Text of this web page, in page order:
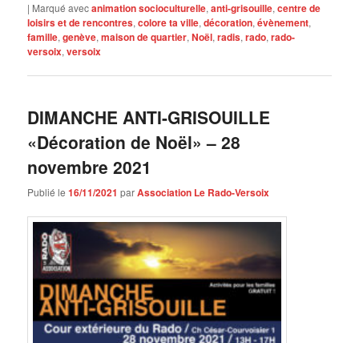
| Marqué avecanimation socioculturelle,anti-grisouille,centre de
loisirs et de rencontres,colore ta ville,décoration,évènement,
famille,genève,maison de quartier,Noël,radis,rado,rado-
versoix,versoix
DIMANCHE ANTI-GRISOUILLE
«Décoration de Noël» – 28
novembre 2021
Publié le16/11/2021 parAssociation Le Rado-Versoix